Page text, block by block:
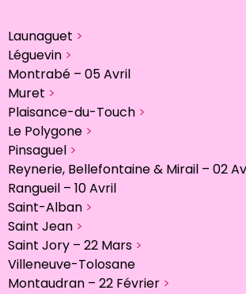
Launaguet >
Léguevin >
Montrabé – 05 Avril
Muret >
Plaisance-du-Touch >
Le Polygone >
Pinsaguel >
Reynerie, Bellefontaine & Mirail – 02
Rangueil – 10 Avril
Saint-Alban >
Saint Jean >
Saint Jory – 22 Mars >
Villeneuve-Tolosane
Montaudran – 22 Février >